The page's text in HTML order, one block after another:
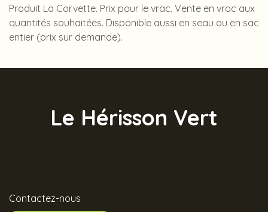
Produit La Corvette. Prix pour le vrac. Vente en vrac aux
quantités souhaitées. Disponible aussi en seau ou en sac
entier (prix sur demande).
Le Hérisson Vert
Contactez-nous